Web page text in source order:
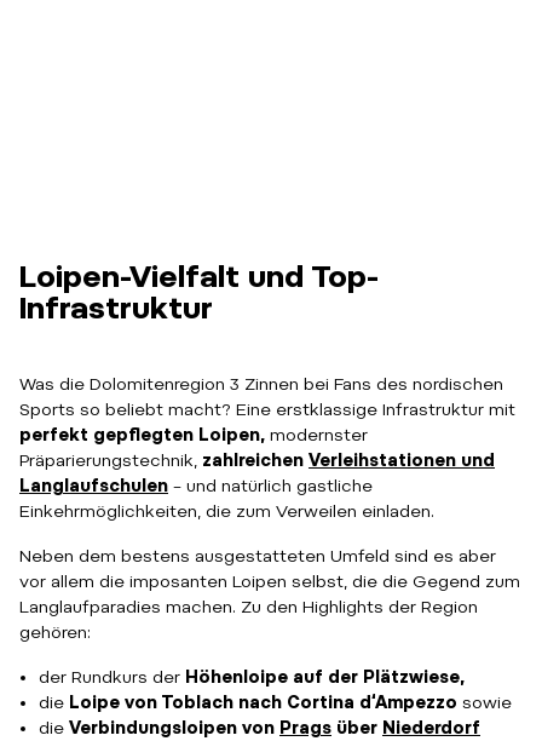
Loipen-Vielfalt und Top-
Infrastruktur
Was die Dolomitenregion 3 Zinnen bei Fans des nordischen
Sports so beliebt macht? Eine erstklassige Infrastruktur mit
perfekt gepflegten Loipen, modernster
Präparierungstechnik, zahlreichen Verleihstationen und
Langlaufschulen – und natürlich gastliche
Einkehrmöglichkeiten, die zum Verweilen einladen.
Neben dem bestens ausgestatteten Umfeld sind es aber
vor allem die imposanten Loipen selbst, die die Gegend zum
Langlaufparadies machen. Zu den Highlights der Region
gehören:
der Rundkurs der Höhenloipe auf der Plätzwiese,
die Loipe von Toblach nach Cortina d‘Ampezzo sowie
die Verbindungsloipen von Prags über Niederdorf